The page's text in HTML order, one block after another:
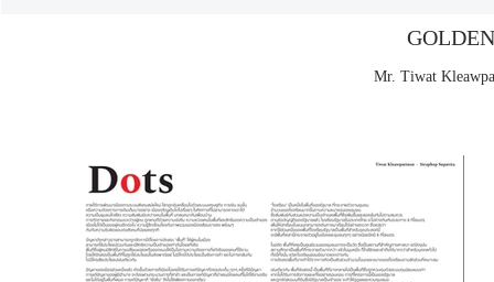
Mr. Tiwat